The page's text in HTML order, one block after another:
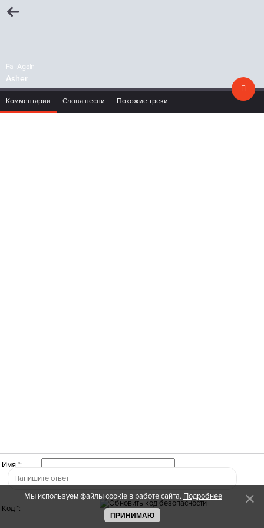
Fall Again
Asher
Комментарии Слова песни Похожие треки
Имя *:
Код *:
Мы используем файлы cookie в работе сайта. Подробнее
ПРИНИМАЮ